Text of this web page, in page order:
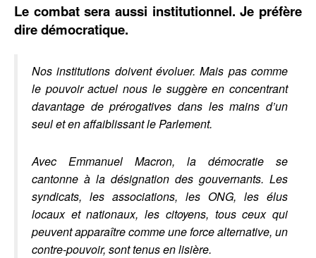
Le combat sera aussi institutionnel. Je préfère
dire démocratique.
Nos institutions doivent évoluer. Mais pas comme
le pouvoir actuel nous le suggère en concentrant
davantage de prérogatives dans les mains d’un
seul et en affaiblissant le Parlement.
Avec Emmanuel Macron, la démocratie se
cantonne à la désignation des gouvernants. Les
syndicats, les associations, les ONG, les élus
locaux et nationaux, les citoyens, tous ceux qui
peuvent apparaître comme une force alternative, un
contre-pouvoir, sont tenus en lisière.